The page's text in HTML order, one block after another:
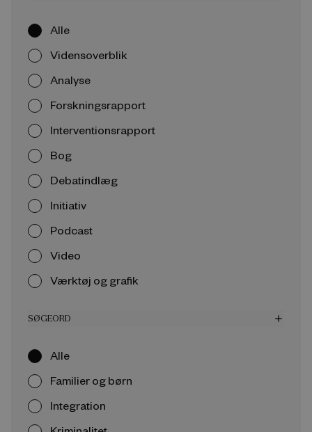
Alle
Vidensoverblik
Analyse
Forskningsrapport
Interventionsrapport
Bog
Debatindlæg
Initiativ
Podcast
Video
Værktøj og grafik
SØGEORD add
Alle
Familier og børn
Integration